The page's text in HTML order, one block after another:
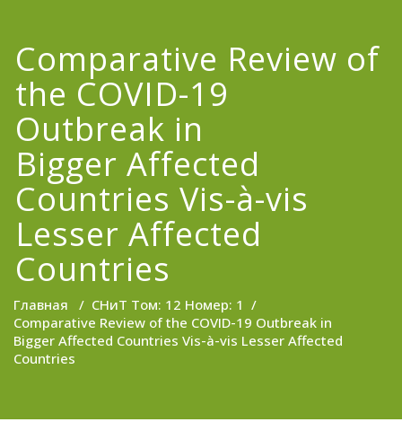
Comparative Review of
the COVID-19
Outbreak in
Bigger Affected
Countries Vis-à-vis
Lesser Affected
Countries
Главная / СНиТ Том: 12 Номер: 1 /
Comparative Review of the COVID-19 Outbreak in
Bigger Affected Countries Vis-à-vis Lesser Affected
Countries